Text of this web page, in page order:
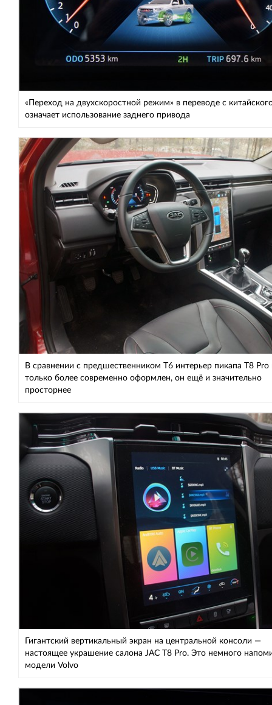
«Переход на двухскоростной режим» в переводе с
означает использование заднего привода
В сравнении с предшественником Т6 интерьер пикапа Т8 Pro
только более современно оформлен, он ещё и значительно
просторнее
Гигантский вертикальный экран на центральной консоли —
настоящее украшение салона JAC T8 Pro. Это немного
модели Volvo